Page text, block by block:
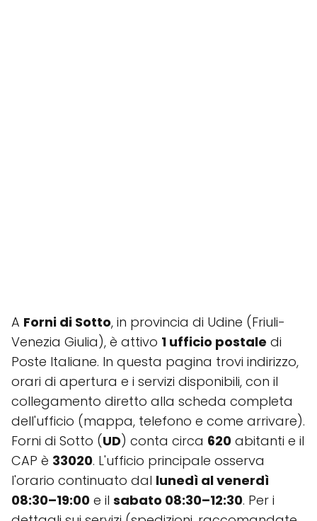
A Forni di Sotto, in provincia di Udine (Friuli-
Venezia Giulia), è attivo 1 ufficio postale di
Poste Italiane. In questa pagina trovi indirizzo,
orari di apertura e i servizi disponibili, con il
collegamento diretto alla scheda completa
dell'ufficio (mappa, telefono e come arrivare).
Forni di Sotto (UD) conta circa 620 abitanti e il
CAP è 33020. L'ufficio principale osserva
l'orario continuato dal lunedì al venerdì
08:30–19:00 e il sabato 08:30–12:30. Per i